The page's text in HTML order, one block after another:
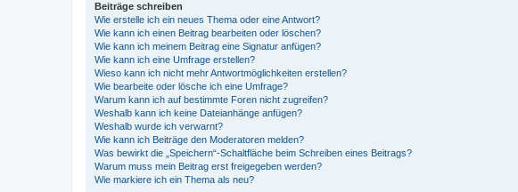
Beiträge schreiben
Wie erstelle ich ein neues Thema oder eine Antwort?
Wie kann ich einen Beitrag bearbeiten oder löschen?
Wie kann ich meinem Beitrag eine Signatur anfügen?
Wie kann ich eine Umfrage erstellen?
Wieso kann ich nicht mehr Antwortmöglichkeiten erstellen?
Wie bearbeite oder lösche ich eine Umfrage?
Warum kann ich auf bestimmte Foren nicht zugreifen?
Weshalb kann ich keine Dateianhänge anfügen?
Weshalb wurde ich verwarnt?
Wie kann ich Beiträge den Moderatoren melden?
Was bewirkt die „Speichern“-Schaltfläche beim Schreiben eines Beitrags?
Warum muss mein Beitrag erst freigegeben werden?
Wie markiere ich ein Thema als neu?